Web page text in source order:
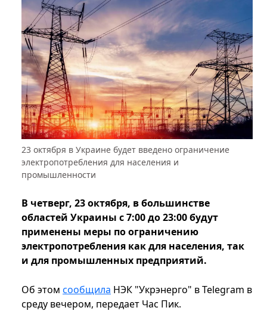
23 октября в Украине будет введено ограничение
электропотребления для населения и
промышленности
В четверг, 23 октября, в большинстве
областей Украины с 7:00 до 23:00 будут
применены меры по ограничению
электропотребления как для населения, так
и для промышленных предприятий.
Об этом сообщила НЭК "Укрэнерго" в Telegram в
среду вечером, передает Час Пик.